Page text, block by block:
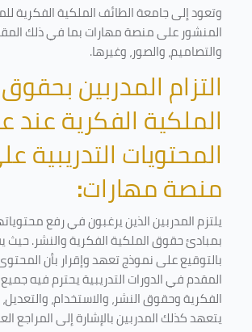
وتعود إلى جامعة الطائف الملكية الفكرية
المنشور على منصة مهارات بما في ذلك
والتصاميم، والصور، وغيرها.
التزام المدربين بحقوق
الملكية الفكرية
المحتويات التدريبية
منصة مهارات:
يلتزم المدربين الذين يرغبون في رفع
بمبادئ حقوق الملكية الفكرية والنشر. حيث
بالتوقيع على نموذج تعهد وإقرار بأن
المقدم في الدورات التدريبية يحترم فيه
الفكرية وحقوق النشر، والاستخدام،
يتعهد كذلك المدربين بالإشارة إلى المراجع